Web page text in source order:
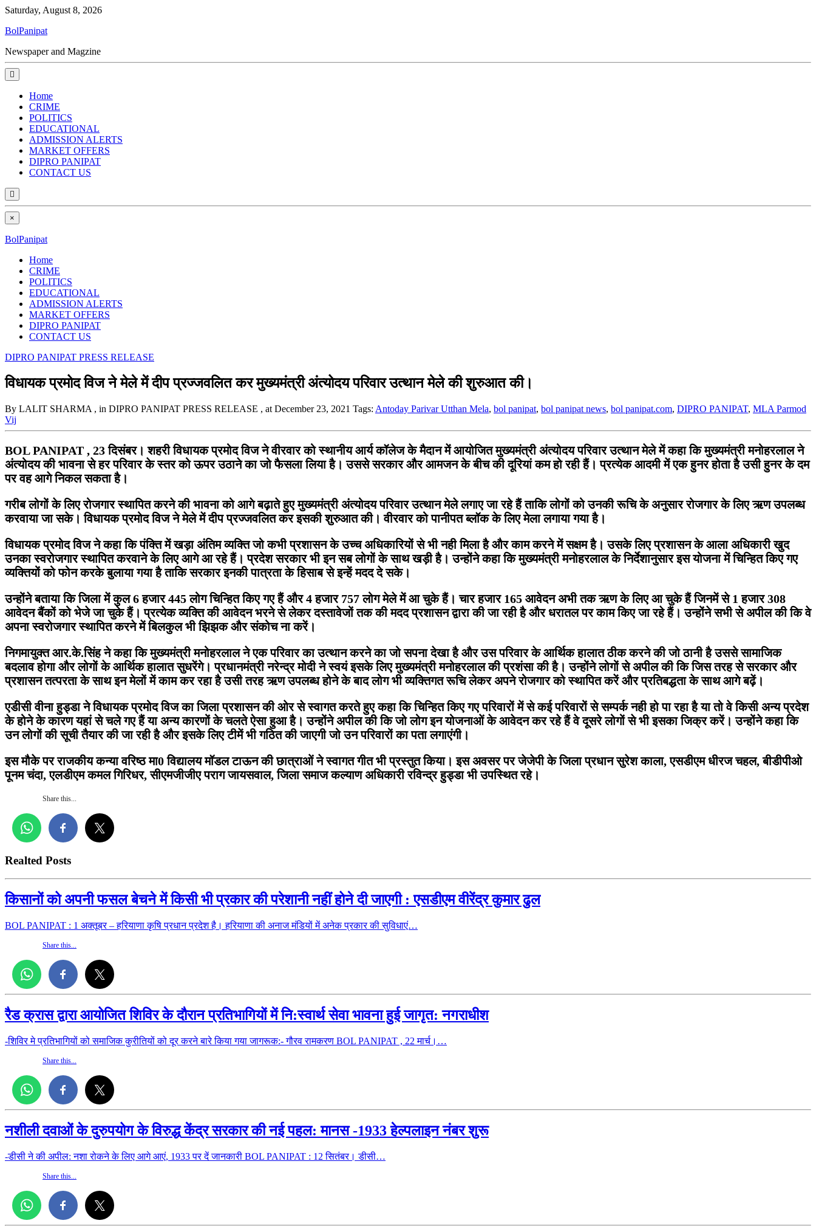
Saturday, August 8, 2026
BolPanipat
Newspaper and Magzine
Home
CRIME
POLITICS
EDUCATIONAL
ADMISSION ALERTS
MARKET OFFERS
DIPRO PANIPAT
CONTACT US
×
BolPanipat
Home
CRIME
POLITICS
EDUCATIONAL
ADMISSION ALERTS
MARKET OFFERS
DIPRO PANIPAT
CONTACT US
DIPRO PANIPAT PRESS RELEASE
विधायक प्रमोद विज ने मेले में दीप प्रज्जवलित कर मुख्यमंत्री अंत्योदय परिवार उत्थान मेले की शुरुआत की।
By LALIT SHARMA , in DIPRO PANIPAT PRESS RELEASE , at December 23, 2021 Tags: Antoday Parivar Utthan Mela, bol panipat, bol panipat news, bol panipat.com, DIPRO PANIPAT, MLA Parmod
Vij
BOL PANIPAT , 23 दिसंबर। शहरी विधायक प्रमोद विज ने वीरवार को स्थानीय आर्य कॉलेज के मैदान में आयोजित मुख्यमंत्री अंत्योदय परिवार उत्थान मेले में कहा कि मुख्यमंत्री मनोहरलाल ने
अंत्योदय की भावना से हर परिवार के स्तर को ऊपर उठाने का जो फैसला लिया है। उससे सरकार और आमजन के बीच की दूरियां कम हो रही हैं। प्रत्येक आदमी में एक हुनर होता है उसी हुनर के दम
पर वह आगे निकल सकता है।
गरीब लोगों के लिए रोजगार स्थापित करने की भावना को आगे बढ़ाते हुए मुख्यमंत्री अंत्योदय परिवार उत्थान मेले लगाए जा रहे हैं ताकि लोगों को उनकी रूचि के अनुसार रोजगार के लिए ऋण उपलब्ध
करवाया जा सके। विधायक प्रमोद विज ने मेले में दीप प्रज्जवलित कर इसकी शुरुआत की। वीरवार को पानीपत ब्लॉक के लिए मेला लगाया गया है।
विधायक प्रमोद विज ने कहा कि पंक्ति में खड़ा अंतिम व्यक्ति जो कभी प्रशासन के उच्च अधिकारियों से भी नही मिला है और काम करने में सक्षम है। उसके लिए प्रशासन के आला अधिकारी खुद
उनका स्वरोजगार स्थापित करवाने के लिए आगे आ रहे हैं। प्रदेश सरकार भी इन सब लोगों के साथ खड़ी है। उन्होंने कहा कि मुख्यमंत्री मनोहरलाल के निर्देशानुसार इस योजना में चिन्हित किए गए
व्यक्तियों को फोन करके बुलाया गया है ताकि सरकार इनकी पात्रता के हिसाब से इन्हें मदद दे सके।
उन्होंने बताया कि जिला में कुल 6 हजार 445 लोग चिन्हित किए गए हैं और 4 हजार 757 लोग मेले में आ चुके हैं। चार हजार 165 आवेदन अभी तक ऋण के लिए आ चुके हैं जिनमें से 1 हजार 308
आवेदन बैंकों को भेजे जा चुके हैं। प्रत्येक व्यक्ति की आवेदन भरने से लेकर दस्तावेजों तक की मदद प्रशासन द्वारा की जा रही है और धरातल पर काम किए जा रहे हैं। उन्होंने सभी से अपील की कि वे
अपना स्वरोजगार स्थापित करने में बिलकुल भी झिझक और संकोच ना करें।
निगमायुक्त आर.के.सिंह ने कहा कि मुख्यमंत्री मनोहरलाल ने एक परिवार का उत्थान करने का जो सपना देखा है और उस परिवार के आर्थिक हालात ठीक करने की जो ठानी है उससे सामाजिक
बदलाव होगा और लोगों के आर्थिक हालात सुधरेंगे। प्रधानमंत्री नरेन्द्र मोदी ने स्वयं इसके लिए मुख्यमंत्री मनोहरलाल की प्रशंसा की है। उन्होंने लोगों से अपील की कि जिस तरह से सरकार और
प्रशासन तत्परता के साथ इन मेलों में काम कर रहा है उसी तरह ऋण उपलब्ध होने के बाद लोग भी व्यक्तिगत रूचि लेकर अपने रोजगार को स्थापित करें और प्रतिबद्धता के साथ आगे बढ़ें।
एडीसी वीना हुड्डा ने विधायक प्रमोद विज का जिला प्रशासन की ओर से स्वागत करते हुए कहा कि चिन्हित किए गए परिवारों में से कई परिवारों से सम्पर्क नही हो पा रहा है या तो वे किसी अन्य प्रदेश
के होने के कारण यहां से चले गए हैं या अन्य कारणों के चलते ऐसा हुआ है। उन्होंने अपील की कि जो लोग इन योजनाओं के आवेदन कर रहे हैं वे दूसरे लोगों से भी इसका जिक्र करें। उन्होंने कहा कि
उन लोगों की सूची तैयार की जा रही है और इसके लिए टीमें भी गठित की जाएगी जो उन परिवारों का पता लगाएंगी।
इस मौके पर राजकीय कन्या वरिष्ठ मा0 विद्यालय मॉडल टाऊन की छात्राओं ने स्वागत गीत भी प्रस्तुत किया। इस अवसर पर जेजेपी के जिला प्रधान सुरेश काला, एसडीएम धीरज चहल, बीडीपीओ
पूनम चंदा, एलडीएम कमल गिरिधर, सीएमजीजीए पराग जायसवाल, जिला समाज कल्याण अधिकारी रविन्द्र हुड्डा भी उपस्थित रहे।
Share this...
Realted Posts
किसानों को अपनी फसल बेचने में किसी भी प्रकार की परेशानी नहीं होने दी जाएगी : एसडीएम वीरेंद्र कुमार ढुल
BOL PANIPAT : 1 अक्तूबर – हरियाणा कृषि प्रधान प्रदेश है। हरियाणा की अनाज मंडियों में अनेक प्रकार की सुविधाएं…
Share this...
रैड क्रास द्वारा आयोजित शिविर के दौरान प्रतिभागियों में नि:स्वार्थ सेवा भावना हुई जागृत: नगराधीश
-शिविर मे प्रतिभागियों को समाजिक कुरीतियों को दूर करने बारे किया गया जागरूक:- गौरव रामकरण BOL PANIPAT , 22 मार्च।…
Share this...
नशीली दवाओं के दुरुपयोग के विरुद्ध केंद्र सरकार की नई पहल: मानस -1933 हेल्पलाइन नंबर शुरू
-डीसी ने की अपील: नशा रोकने के लिए आगे आएं, 1933 पर दें जानकारी BOL PANIPAT : 12 सितंबर। डीसी…
Share this...